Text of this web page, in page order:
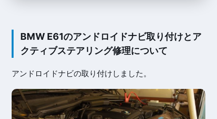
BMW E61のアンドロイドナビ取り付けとア
クティブステアリング修理について
アンドロイドナビの取り付けしました。